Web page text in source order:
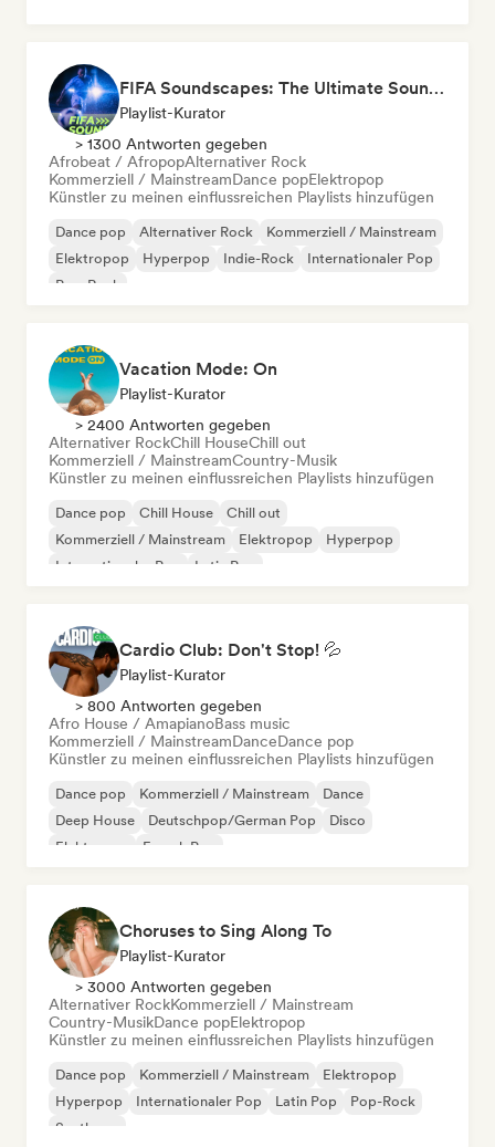
FIFA Soundscapes: The Ultimate Soundtrack ⚽️ Festival Indie, Electropop & Dance Anthems
Playlist-Kurator
> 1300 Antworten gegeben
Afrobeat / AfropopAlternativer Rock
Kommerziell / MainstreamDance popElektropop
Künstler zu meinen einflussreichen Playlists hinzufügen
Dance pop Alternativer Rock
Kommerziell / Mainstream
Elektropop
Hyperpop Indie-Rock
Internationaler Pop
Pop-Rock
Vacation Mode: On
Playlist-Kurator
> 2400 Antworten gegeben
Alternativer RockChill HouseChill out
Kommerziell / MainstreamCountry-Musik
Künstler zu meinen einflussreichen Playlists hinzufügen
Dance pop Chill House
Chill out
Kommerziell / Mainstream
Elektropop
Hyperpop
Internationaler Pop
Latin Pop
Cardio Club: Don't Stop! 💦
Playlist-Kurator
> 800 Antworten gegeben
Afro House / AmapianoBass music
Kommerziell / MainstreamDanceDance pop
Künstler zu meinen einflussreichen Playlists hinzufügen
Dance pop Kommerziell / Mainstream
Dance
Deep House
Deutschpop/German Pop
Disco
Elektropop
French Pop
Choruses to Sing Along To
Playlist-Kurator
> 3000 Antworten gegeben
Alternativer RockKommerziell / Mainstream
Country-MusikDance popElektropop
Künstler zu meinen einflussreichen Playlists hinzufügen
Dance pop Kommerziell / Mainstream
Elektropop
Hyperpop
Internationaler Pop Latin Pop
Pop-Rock
Synthpop